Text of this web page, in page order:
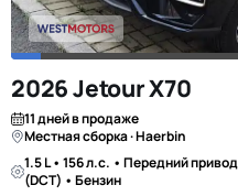
2026 Jetour X70
11 дней в продаже
Местная сборка · Haerbin
1.5 L • 156 л.с. • Передний
(DCT) • Бензин